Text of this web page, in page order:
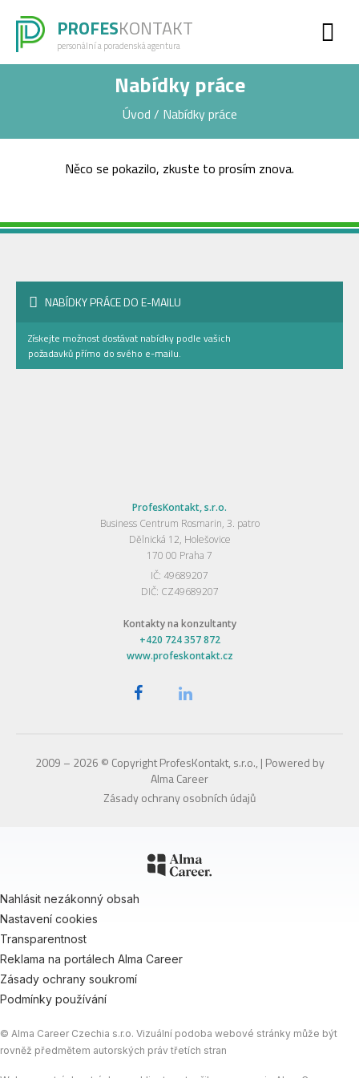
PROFESKONTAKT
personální a poradenská agentura
Nabídky práce
Úvod / Nabídky práce
Něco se pokazilo, zkuste to prosím znova.
NABÍDKY PRÁCE DO E-MAILU
Získejte možnost dostávat nabídky podle vašich
požadavků přímo do svého e-mailu.
ProfesKontakt, s.r.o.
Business Centrum Rosmarin, 3. patro
Dělnická 12, Holešovice
170 00 Praha 7
IČ: 49689207
DIČ: CZ49689207
Kontakty na konzultanty
+420 724 357 872
www.profeskontakt.cz
2009 – 2026 © Copyright ProfesKontakt, s.r.o., | Powered by
Alma Career
Zásady ochrany osobních údajů
Nahlásit nezákonný obsah
Nastavení cookies
Transparentnost
Reklama na portálech Alma Career
Zásady ochrany soukromí
Podmínky používání
© Alma Career Czechia s.r.o. Vizuální podoba webové stránky může být
rovněž předmětem autorských práv třetích stran